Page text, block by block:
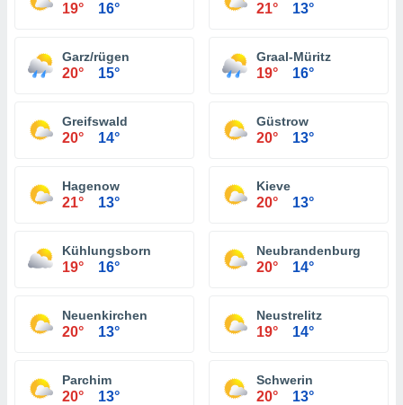
19° 16° 21° 13°
Garz/rügen
20° 15°
Graal-Müritz
19° 16°
Greifswald
20° 14°
Güstrow
20° 13°
Hagenow
21° 13°
Kieve
20° 13°
Kühlungsborn
19° 16°
Neubrandenburg
20° 14°
Neuenkirchen
20° 13°
Neustrelitz
19° 14°
Parchim
20° 13°
Schwerin
20° 13°